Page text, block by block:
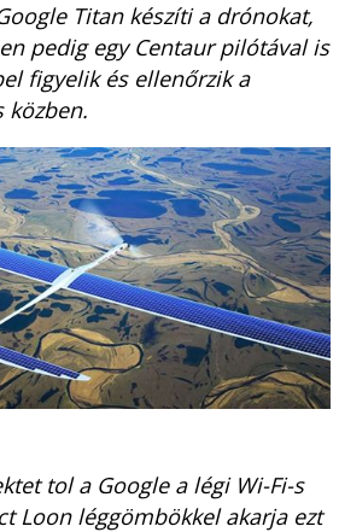
Titan készíti a drónokat,
pedig egy Centaur pilótával is
figyelik és ellenőrzik a
közben.
tol a Google a légi Wi-Fi-s
Loon léggömbökkel akarja ezt